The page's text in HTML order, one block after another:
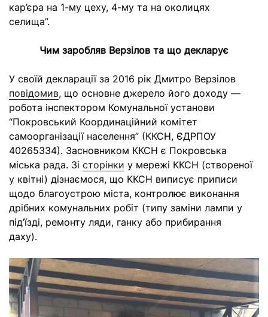
кар’єра на 1-му цеху, 4-му та на околицях
селища”.
Чим заробляв Верзілов та що декларує
У своїй декларації за 2016 рік Дмитро Верзілов
повідомив, що основне джерело його доходу —
робота інспектором Комунальної установи
“Покровський Координаційний комітет
самоорганізації населення” (ККСН, ЄДРПОУ
40265334). Засновником ККСН є Покровська
міська рада. Зі сторінки у мережі ККСН (створеної
у квітні) дізнаємося, що ККСН виписує приписи
щодо благоустрою міста, контролює виконання
дрібних комунальних робіт (типу заміни лампи у
під’їзді, ремонту ляди, ганку або прибирання
даху).